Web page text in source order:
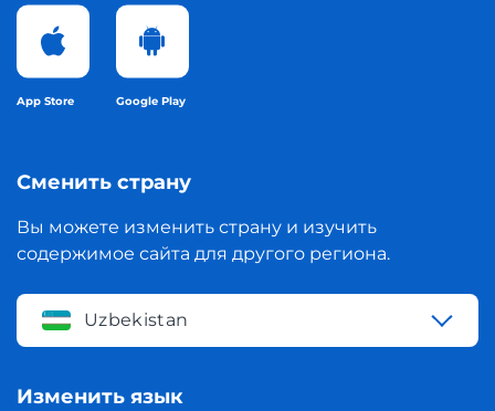
App Store Google Play
Сменить страну
Вы можете изменить страну и изучить
содержимое сайта для другого региона.
Uzbekistan
Изменить язык